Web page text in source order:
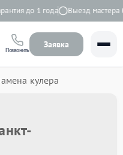
до 1 года Выезд мастера
Позвонить
Заявка
кулера